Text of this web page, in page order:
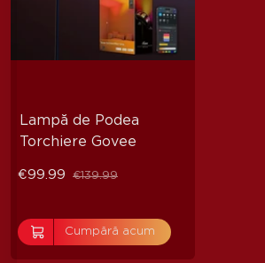
Lampă de Podea
Torchiere Govee
€99.99 €139.99
Cumpără acum